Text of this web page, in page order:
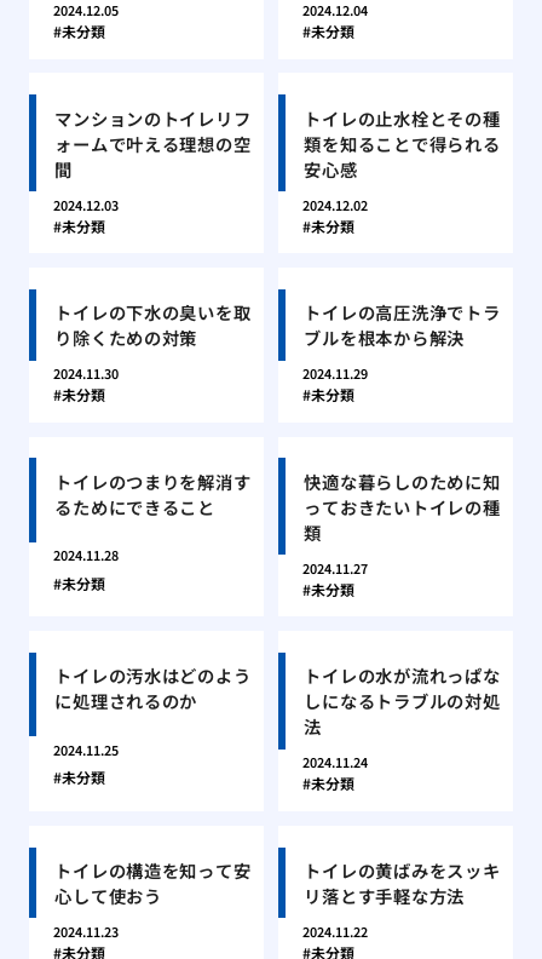
2024.12.05
未分類
2024.12.04
未分類
マンションのトイレリフ
ォームで叶える理想の空
間
2024.12.03
未分類
トイレの止水栓とその種
類を知ることで得られる
安心感
2024.12.02
未分類
トイレの下水の臭いを取
り除くための対策
2024.11.30
未分類
トイレの高圧洗浄でトラ
ブルを根本から解決
2024.11.29
未分類
トイレのつまりを解消す
るためにできること
2024.11.28
未分類
快適な暮らしのために知
っておきたいトイレの種
類
2024.11.27
未分類
トイレの汚水はどのよう
に処理されるのか
2024.11.25
未分類
トイレの水が流れっぱな
しになるトラブルの対処
法
2024.11.24
未分類
トイレの構造を知って安
心して使おう
2024.11.23
未分類
トイレの黄ばみをスッキ
リ落とす手軽な方法
2024.11.22
未分類